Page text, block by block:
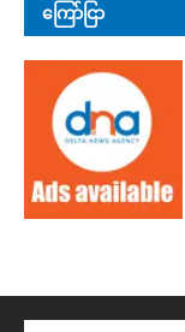
ကြော်ငြာ